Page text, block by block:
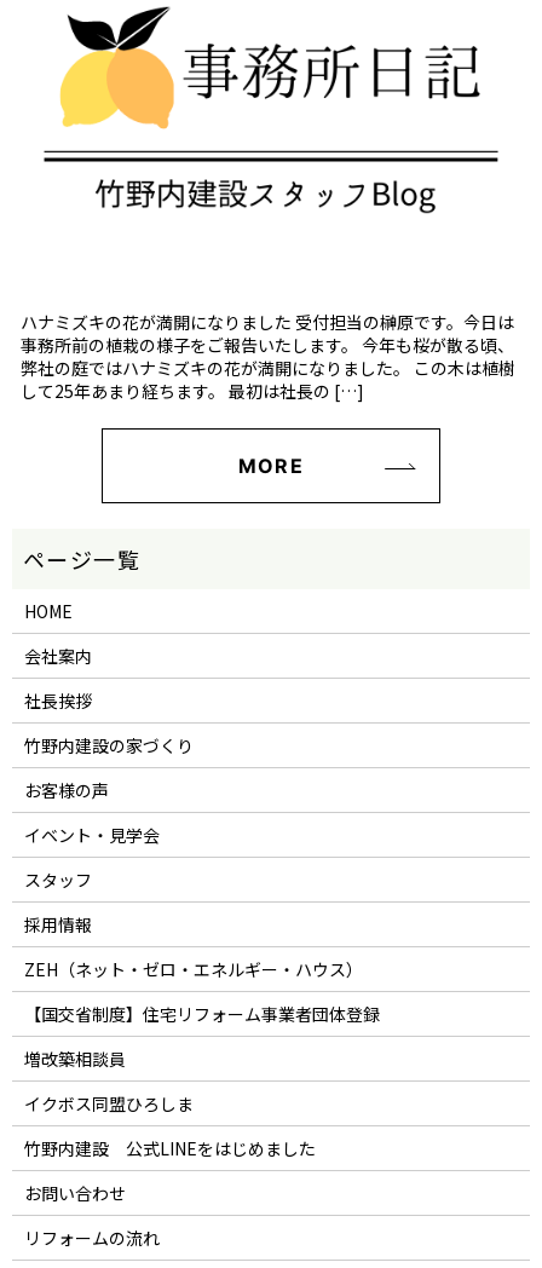
ハナミズキの花が満開になりました 受付担当の榊原です。今日は
事務所前の植栽の様子をご報告いたします。 今年も桜が散る頃、
弊社の庭ではハナミズキの花が満開になりました。 この木は植樹
して25年あまり経ちます。 最初は社長の […]
MORE
HOME
会社案内
社長挨拶
竹野内建設の家づくり
お客様の声
イベント・見学会
スタッフ
採用情報
ZEH（ネット・ゼロ・エネルギー・ハウス）
【国交省制度】住宅リフォーム事業者団体登録
増改築相談員
イクボス同盟ひろしま
竹野内建設 公式LINEをはじめました
お問い合わせ
リフォームの流れ